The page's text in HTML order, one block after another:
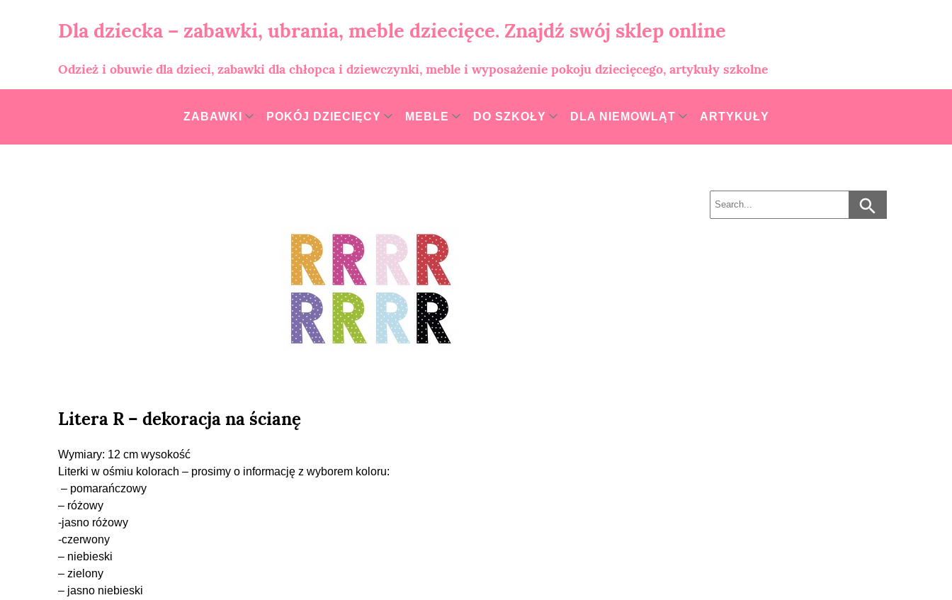
Dla dziecka – zabawki, ubrania, meble dziecięce. Znajdź swój sklep online
Odzież i obuwie dla dzieci, zabawki dla chłopca i dziewczynki, meble i wyposażenie pokoju dziecięcego, artykuły szkolne
ZABAWKI POKÓJ DZIECIĘCY MEBLE DO SZKOŁY DLA NIEMOWLĄT ARTYKUŁY
Litera R – dekoracja na ścianę
Wymiary: 12 cm wysokość
Literki w ośmiu kolorach – prosimy o informację z wyborem koloru:
– pomarańczowy
– różowy
-jasno różowy
-czerwony
– niebieski
– zielony
– jasno niebieski